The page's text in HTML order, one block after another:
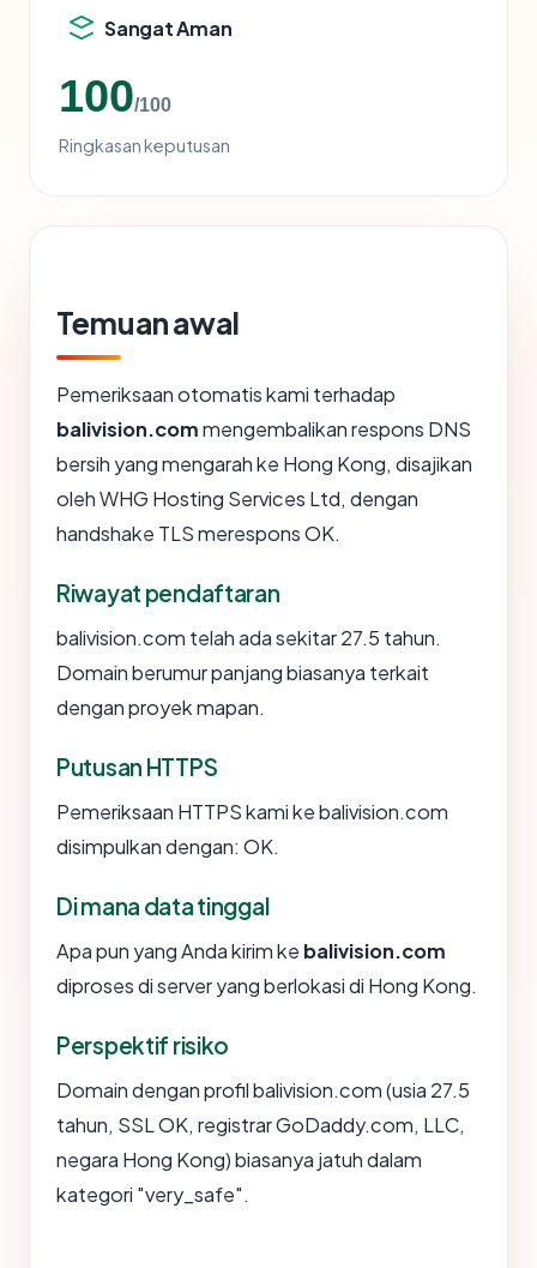
Sangat Aman
100/100
Ringkasan keputusan
Temuan awal
Pemeriksaan otomatis kami terhadap
balivision.commengembalikan respons DNS
bersih yang mengarah ke Hong Kong, disajikan
oleh WHG Hosting Services Ltd, dengan
handshake TLS merespons OK.
Riwayat pendaftaran
balivision.com telah ada sekitar 27.5 tahun.
Domain berumur panjang biasanya terkait
dengan proyek mapan.
Putusan HTTPS
Pemeriksaan HTTPS kami ke balivision.com
disimpulkan dengan: OK.
Di mana data tinggal
Apa pun yang Anda kirim ke balivision.com
diproses di server yang berlokasi di Hong Kong.
Perspektif risiko
Domain dengan profil balivision.com (usia 27.5
tahun, SSL OK, registrar GoDaddy.com, LLC,
negara Hong Kong) biasanya jatuh dalam
kategori "very_safe".